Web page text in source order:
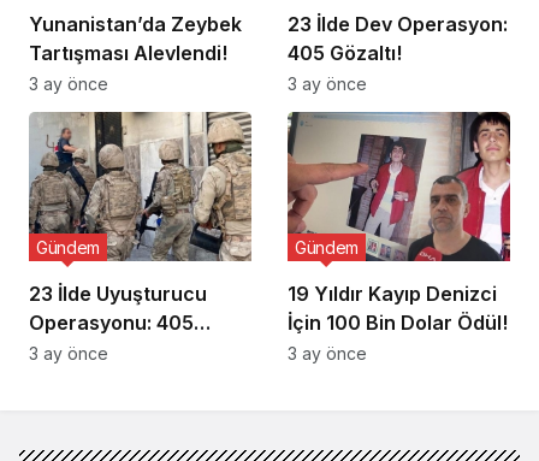
Yunanistan’da Zeybek
Tartışması Alevlendi!
3 ay önce
23 İlde Dev Operasyon:
405 Gözaltı!
3 ay önce
23 İlde Uyuşturucu
Operasyonu: 405
Gözaltı!
Gündem
3 ay önce
19 Yıldır Kayıp Denizci
İçin 100 Bin Dolar Ödül!
Gündem
3 ay önce